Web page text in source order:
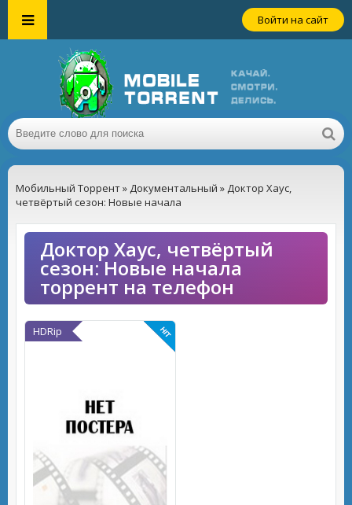
Войти на сайт
Мобильный Торрент» Документальный » Доктор Хаус,
четвёртый сезон: Новые начала
Доктор Хаус, четвёртый
сезон: Новые начала
торрент на телефон
HDRip